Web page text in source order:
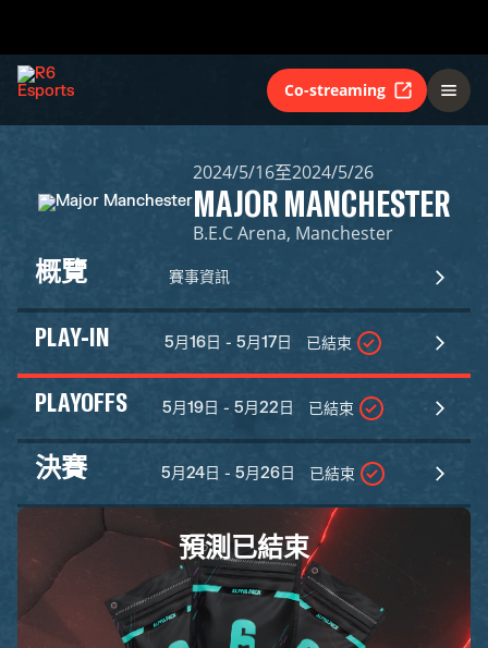
Co-streaming
2024/5/16至2024/5/26
MAJOR MANCHESTER
B.E.C Arena, Manchester
概覽 賽事資訊
PLAY-IN 5月16日 - 5月17日 已結束
PLAYOFFS 5月19日 - 5月22日 已結束
決賽 5月24日 - 5月26日 已結束
預測已結束